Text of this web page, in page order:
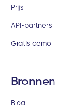
Prijs
API-partners
Gratis demo
Bronnen
Blog